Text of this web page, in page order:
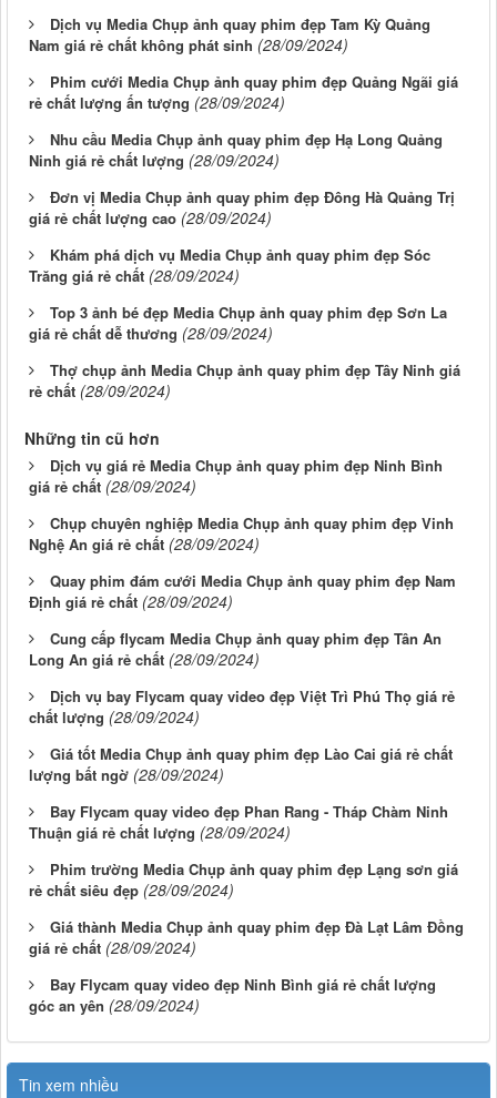
Dịch vụ Media Chụp ảnh quay phim đẹp Tam Kỳ Quảng
Nam giá rẻ chất không phát sinh (28/09/2024)
Phim cưới Media Chụp ảnh quay phim đẹp Quảng Ngãi giá
rẻ chất lượng ấn tượng (28/09/2024)
Nhu cầu Media Chụp ảnh quay phim đẹp Hạ Long Quảng
Ninh giá rẻ chất lượng (28/09/2024)
Đơn vị Media Chụp ảnh quay phim đẹp Đông Hà Quảng Trị
giá rẻ chất lượng cao (28/09/2024)
Khám phá dịch vụ Media Chụp ảnh quay phim đẹp Sóc
Trăng giá rẻ chất (28/09/2024)
Top 3 ảnh bé đẹp Media Chụp ảnh quay phim đẹp Sơn La
giá rẻ chất dễ thương (28/09/2024)
Thợ chụp ảnh Media Chụp ảnh quay phim đẹp Tây Ninh giá
rẻ chất (28/09/2024)
Những tin cũ hơn
Dịch vụ giá rẻ Media Chụp ảnh quay phim đẹp Ninh Bình
giá rẻ chất (28/09/2024)
Chụp chuyên nghiệp Media Chụp ảnh quay phim đẹp Vinh
Nghệ An giá rẻ chất (28/09/2024)
Quay phim đám cưới Media Chụp ảnh quay phim đẹp Nam
Định giá rẻ chất (28/09/2024)
Cung cấp flycam Media Chụp ảnh quay phim đẹp Tân An
Long An giá rẻ chất (28/09/2024)
Dịch vụ bay Flycam quay video đẹp Việt Trì Phú Thọ giá rẻ
chất lượng (28/09/2024)
Giá tốt Media Chụp ảnh quay phim đẹp Lào Cai giá rẻ chất
lượng bất ngờ (28/09/2024)
Bay Flycam quay video đẹp Phan Rang - Tháp Chàm Ninh
Thuận giá rẻ chất lượng (28/09/2024)
Phim trường Media Chụp ảnh quay phim đẹp Lạng sơn giá
rẻ chất siêu đẹp (28/09/2024)
Giá thành Media Chụp ảnh quay phim đẹp Đà Lạt Lâm Đồng
giá rẻ chất (28/09/2024)
Bay Flycam quay video đẹp Ninh Bình giá rẻ chất lượng
góc an yên (28/09/2024)
Tin xem nhiều